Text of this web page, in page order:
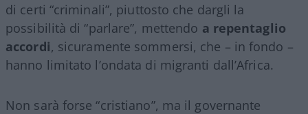
di certi “criminali”, piuttosto che dargli la
possibilità di “parlare”, mettendo a repentaglio
accordi, sicuramente sommersi, che – in fondo –
hanno limitato l’ondata di migranti dall’Africa.
Non sarà forse “cristiano”, ma il governante